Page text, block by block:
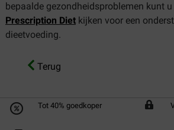
bepaalde gezondheidsproblemen kunt u
Prescription Diet kijken voor een
dieetvoeding.
Terug
Tot 40% goedkoper